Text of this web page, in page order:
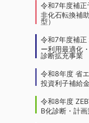
令和7年度補正
非化石転換補
型）
令和7年度補
ー利用最適化
診断拡充事業
令和8年度 省
投資利子補給金
令和8年度
B化診断・計